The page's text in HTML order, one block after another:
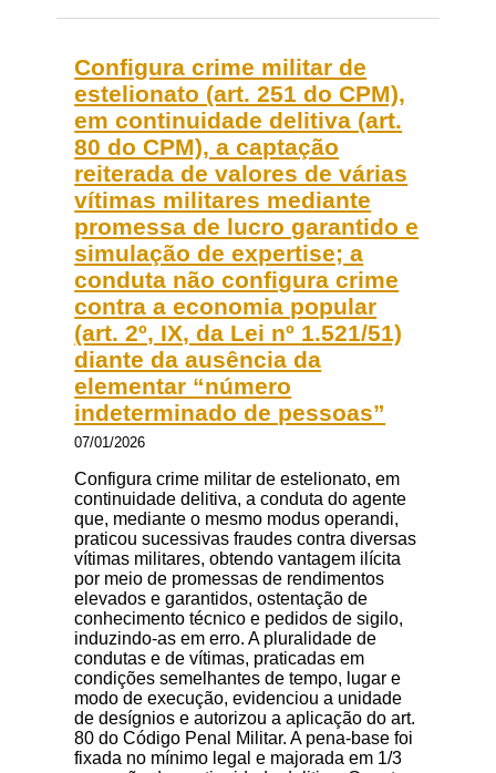
Configura crime militar de
estelionato (art. 251 do CPM),
em continuidade delitiva (art.
80 do CPM), a captação
reiterada de valores de várias
vítimas militares mediante
promessa de lucro garantido e
simulação de expertise; a
conduta não configura crime
contra a economia popular
(art. 2º, IX, da Lei nº 1.521/51)
diante da ausência da
elementar “número
indeterminado de pessoas”
07/01/2026
Configura crime militar de estelionato, em
continuidade delitiva, a conduta do agente
que, mediante o mesmo modus operandi,
praticou sucessivas fraudes contra diversas
vítimas militares, obtendo vantagem ilícita
por meio de promessas de rendimentos
elevados e garantidos, ostentação de
conhecimento técnico e pedidos de sigilo,
induzindo-as em erro. A pluralidade de
condutas e de vítimas, praticadas em
condições semelhantes de tempo, lugar e
modo de execução, evidenciou a unidade
de desígnios e autorizou a aplicação do art.
80 do Código Penal Militar. A pena-base foi
fixada no mínimo legal e majorada em 1/3